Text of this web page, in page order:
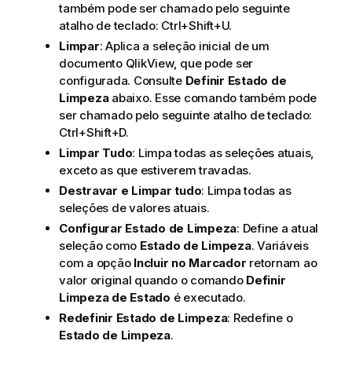
também pode ser chamado pelo seguinte
atalho de teclado: Ctrl+Shift+U.
Limpar: Aplica a seleção inicial de um
documento QlikView, que pode ser
configurada. Consulte Definir Estado de
Limpezaabaixo. Esse comando também pode
ser chamado pelo seguinte atalho de teclado:
Ctrl+Shift+D.
Limpar Tudo: Limpa todas as seleções atuais,
exceto as que estiverem travadas.
Destravar e Limpar tudo: Limpa todas as
seleções de valores atuais.
Configurar Estado de Limpeza: Define a atual
seleção como Estado de Limpeza. Variáveis
com a opção Incluir no Marcador retornam ao
valor original quando o comando Definir
Limpeza de Estado é executado.
Redefinir Estado de Limpeza: Redefine o
Estado de Limpeza.